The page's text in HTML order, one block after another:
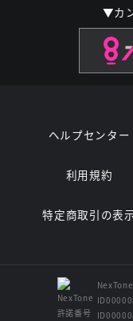
▼カ
ヘルプセンター
利用規約
特定商取引の表